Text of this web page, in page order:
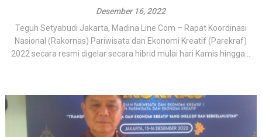
Desember 16, 2022
Teguh Setyabudi Jakarta, Madina Line.Com – Rapat Koordinasi
Nasional (Rakornas) Pariwisata dan Ekonomi Kreatif (Parekraf)
2022 secara resmi digelar secara hibrid mulai hari Kamis hingga...